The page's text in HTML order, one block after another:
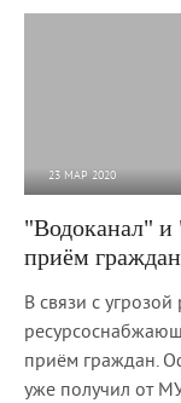
23 МАР 2020
"Водоканал" и
приём
В связи с
приём граждан.
уже получил от